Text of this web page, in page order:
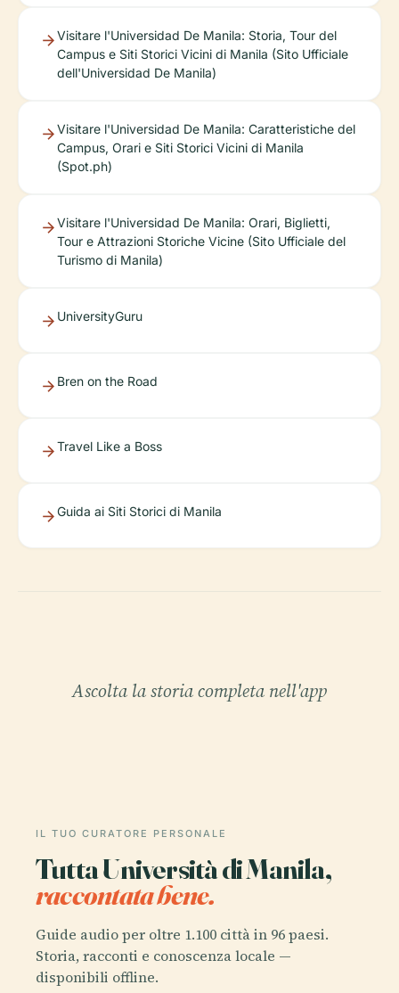
Visitare l'Universidad De Manila: Storia, Tour del
Campus e Siti Storici Vicini di Manila (Sito Ufficiale
dell'Universidad De Manila)
Visitare l'Universidad De Manila: Caratteristiche del
Campus, Orari e Siti Storici Vicini di Manila
(Spot.ph)
Visitare l'Universidad De Manila: Orari, Biglietti,
Tour e Attrazioni Storiche Vicine (Sito Ufficiale del
Turismo di Manila)
UniversityGuru
Bren on the Road
Travel Like a Boss
Guida ai Siti Storici di Manila
Ascolta la storia completa nell'app
IL TUO CURATORE PERSONALE
Tutta Università di Manila,
raccontata bene.
Guide audio per oltre 1.100 città in 96 paesi.
Storia, racconti e conoscenza locale —
disponibili offline.